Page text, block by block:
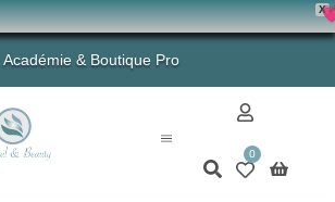
X
💗 -
Académie & Boutique Pro
0